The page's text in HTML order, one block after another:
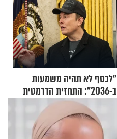
"לכסף לא תהיה משמעות
ב-2036": התחזית הדרמטית
של אילון מאסק על עתיד
הכלכלה